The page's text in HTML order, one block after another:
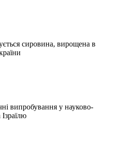
сировина, вирощена в
випробування у науково-